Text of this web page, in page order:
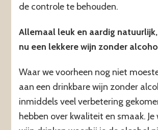
de controle te behouden.
Allemaal leuk en aardig
nu een lekkere wijn zonder
Waar we voorheen nog niet
aan een drinkbare wijn zonder
inmiddels veel verbetering
hebben over kwaliteit en smaak.